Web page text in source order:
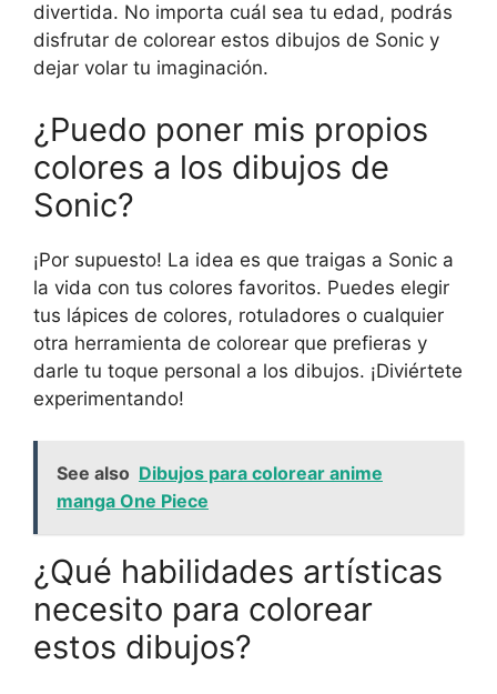
divertida. No importa cuál sea tu edad, podrás
disfrutar de colorear estos dibujos de Sonic y
dejar volar tu imaginación.
¿Puedo poner mis propios
colores a los dibujos de
Sonic?
¡Por supuesto! La idea es que traigas a Sonic a
la vida con tus colores favoritos. Puedes elegir
tus lápices de colores, rotuladores o cualquier
otra herramienta de colorear que prefieras y
darle tu toque personal a los dibujos. ¡Diviértete
experimentando!
See also Dibujos para colorear anime
manga One Piece
¿Qué habilidades artísticas
necesito para colorear
estos dibujos?